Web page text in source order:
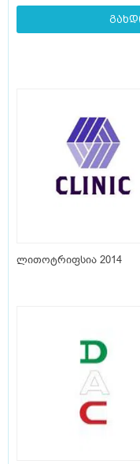
ლითოტრიფსია 2014